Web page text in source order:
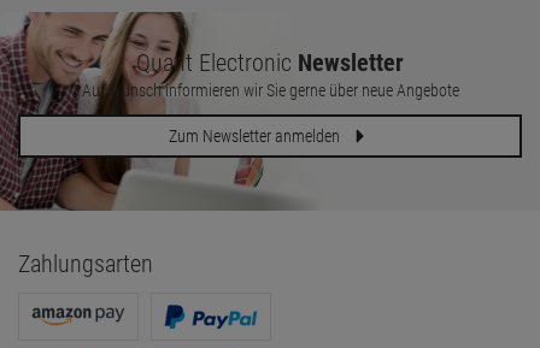
Quant Electronic Newsletter
Auf Wunsch informieren wir Sie gerne über neue Angebote
Zum Newsletter anmelden
Zahlungsarten